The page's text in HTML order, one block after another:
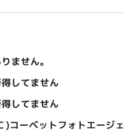
ません。
してません
してません
)コーベットフォトエージ